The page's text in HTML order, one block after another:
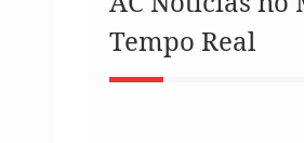
Tempo Real